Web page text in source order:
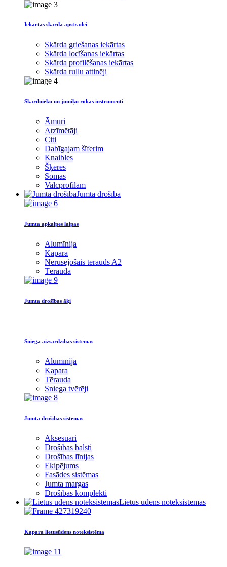
Iekārtas skārda apstrādei
Skārda griešanas iekārtas
Skārda locīšanas iekārtas
Skārda profilēšanas iekārtas
Skārda ruļļu attinēji
Skārdnieku un jumiķu rokas instrumenti
Āmuri
Atzīmētāji
Citi
Dabīgajam šīferim
Knaibles
Šķēres
Somas
Valcprofilam
Jumta drošība
Jumta apkalpes laipas
Alumīnija
Kapara
Nerūsējošais tērauds A2
Tērauda
Jumta drošības āķi
Sniega aizsardzības sistēmas
Alumīnija
Kapara
Tērauda
Sniega tvērēji
Jumta drošības sistēmas
Aksesuāri
Drošības balsti
Drošības līnijas
Ekipējums
Fasādes sistēmas
Jumta margas
Drošības komplekti
Lietus ūdens noteksistēmas
Kapara lietusūdens noteksistēma